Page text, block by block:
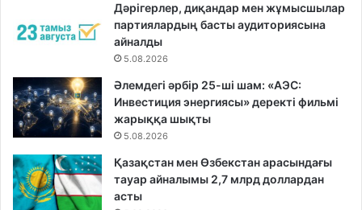
Дәрігерлер, диқандар мен жұмысшылар
партиялардың басты аудиториясына
айналды
5.08.2026
Әлемдегі әрбір 25-ші шам: «АЭС:
Инвестиция энергиясы» деректі фильмі
жарыққа шықты
5.08.2026
Қазақстан мен Өзбекстан арасындағы
тауар айналымы 2,7 млрд доллардан
асты